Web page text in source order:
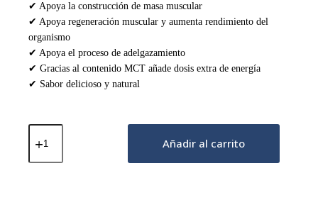
✔ Apoya la construcción de masa muscular
✔ Apoya regeneración muscular y aumenta rendimiento del
organismo
✔ Apoya el proceso de adelgazamiento
✔ Gracias al contenido MCT añade dosis extra de energía
✔ Sabor delicioso y natural
Proteína
Keto
MCT
Añadir al carrito